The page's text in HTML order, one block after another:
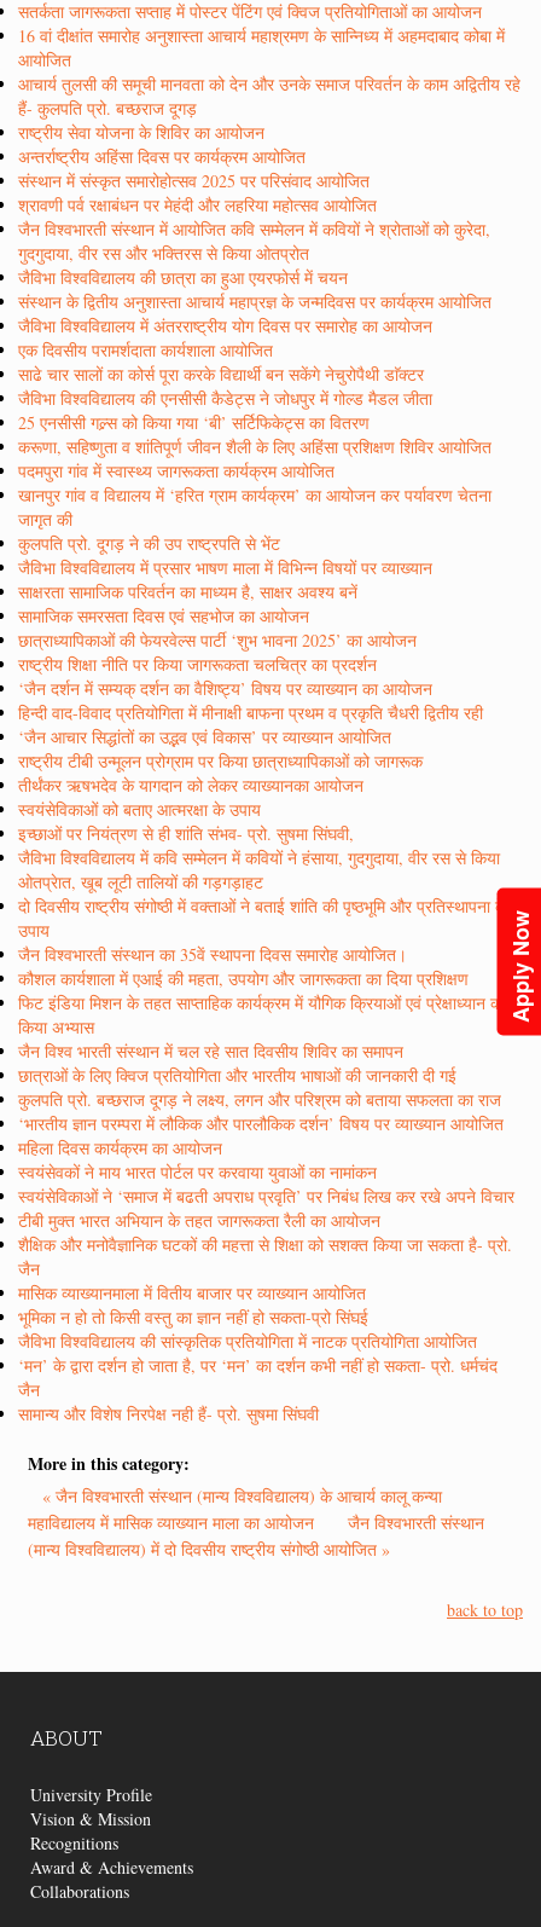
Apply Now
सतर्कता जागरूकता सप्ताह में पोस्टर पेंटिंग एवं क्विज प्रतियोगिताओं का आयोजन
16 वां दीक्षांत समारोह अनुशास्ता आचार्य महाश्रमण के सान्निध्य में अहमदाबाद कोबा में
आयोजित
आचार्य तुलसी की समूची मानवता को देन और उनके समाज परिवर्तन के काम अद्वितीय रहे
हैं- कुलपति प्रो. बच्छराज दूगड़
राष्ट्रीय सेवा योजना के शिविर का आयोजन
अन्तर्राष्ट्रीय अहिंसा दिवस पर कार्यक्रम आयोजित
संस्थान में संस्कृत समारोहोत्सव 2025 पर परिसंवाद आयोजित
श्रावणी पर्व रक्षाबंधन पर मेहंदी और लहरिया महोत्सव आयोजित
जैन विश्वभारती संस्थान में आयोजित कवि सम्मेलन में कवियों ने श्रोताओं को कुरेदा,
गुदगुदाया, वीर रस और भक्तिरस से किया ओतप्रोत
जैविभा विश्वविद्यालय की छात्रा का हुआ एयरफोर्स में चयन
संस्थान के द्वितीय अनुशास्ता आचार्य महाप्रज्ञ के जन्मदिवस पर कार्यक्रम आयोजित
जैविभा विश्वविद्यालय में अंतरराष्ट्रीय योग दिवस पर समारोह का आयोजन
एक दिवसीय परामर्शदाता कार्यशाला आयोजित
साढे चार सालों का कोर्स पूरा करके विद्यार्थी बन सकेंगे नेचुरोपैथी डाॅक्टर
जैविभा विश्वविद्यालय की एनसीसी कैडेट्स ने जोधपुर में गोल्ड मैडल जीता
25 एनसीसी गल्र्स को किया गया ‘बी’ सर्टिफिकेट्स का वितरण
करूणा, सहिष्णुता व शांतिपूर्ण जीवन शैली के लिए अहिंसा प्रशिक्षण शिविर आयोजित
पदमपुरा गांव में स्वास्थ्य जागरूकता कार्यक्रम आयोजित
खानपुर गांव व विद्यालय में ‘हरित ग्राम कार्यक्रम’ का आयोजन कर पर्यावरण चेतना
जागृत की
कुलपति प्रो. दूगड़ ने की उप राष्ट्रपति से भेंट
जैविभा विश्वविद्यालय में प्रसार भाषण माला में विभिन्न विषयों पर व्याख्यान
साक्षरता सामाजिक परिवर्तन का माध्यम है, साक्षर अवश्य बनें
सामाजिक समरसता दिवस एवं सहभोज का आयोजन
छात्राध्यापिकाओं की फेयरवेल्स पार्टी ‘शुभ भावना 2025’ का आयोजन
राष्ट्रीय शिक्षा नीति पर किया जागरूकता चलचित्र का प्रदर्शन
‘जैन दर्शन में सम्यक् दर्शन का वैशिष्ट्य’ विषय पर व्याख्यान का आयोजन
हिन्दी वाद-विवाद प्रतियोगिता में मीनाक्षी बाफना प्रथम व प्रकृति चैधरी द्वितीय रही
‘जैन आचार सिद्धांतों का उद्भव एवं विकास’ पर व्याख्यान आयोजित
राष्ट्रीय टीबी उन्मूलन प्रोग्राम पर किया छात्राध्यापिकाओं को जागरूक
तीर्थंकर ऋषभदेव के यागदान को लेकर व्याख्यानका आयोजन
स्वयंसेविकाओं को बताए आत्मरक्षा के उपाय
इच्छाओं पर नियंत्रण से ही शांति संभव- प्रो. सुषमा सिंघवी,
जैविभा विश्वविद्यालय में कवि सम्मेलन में कवियों ने हंसाया, गुदगुदाया, वीर रस से किया
ओतप्रेात, खूब लूटी तालियों की गड़गड़ाहट
दो दिवसीय राष्ट्रीय संगोष्ठी में वक्ताओं ने बताई शांति की पृष्ठभूमि और प्रतिस्थापना के
उपाय
जैन विश्वभारती संस्थान का 35वें स्थापना दिवस समारोह आयोजित।
कौशल कार्यशाला में एआई की महता, उपयोग और जागरूकता का दिया प्रशिक्षण
फिट इंडिया मिशन के तहत साप्ताहिक कार्यक्रम में यौगिक क्रियाओं एवं प्रेक्षाध्यान का
किया अभ्यास
जैन विश्व भारती संस्थान में चल रहे सात दिवसीय शिविर का समापन
छात्राओं के लिए क्विज प्रतियोगिता और भारतीय भाषाओं की जानकारी दी गई
कुलपति प्रो. बच्छराज दूगड़ ने लक्ष्य, लगन और परिश्रम को बताया सफलता का राज
‘भारतीय ज्ञान परम्परा में लौकिक और पारलौकिक दर्शन’ विषय पर व्याख्यान आयोजित
महिला दिवस कार्यक्रम का आयोजन
स्वयंसेवकों ने माय भारत पोर्टल पर करवाया युवाओं का नामांकन
स्वयंसेविकाओं ने ‘समाज में बढती अपराध प्रवृति’ पर निबंध लिख कर रखे अपने विचार
टीबी मुक्त भारत अभियान के तहत जागरूकता रैली का आयोजन
शैक्षिक और मनोवैज्ञानिक घटकों की महत्ता से शिक्षा को सशक्त किया जा सकता है- प्रो.
जैन
मासिक व्याख्यानमाला में वितीय बाजार पर व्याख्यान आयोजित
भूमिका न हो तो किसी वस्तु का ज्ञान नहीं हो सकता-प्रो सिंघई
जैविभा विश्वविद्यालय की सांस्कृतिक प्रतियोगिता में नाटक प्रतियोगिता आयोजित
‘मन’ के द्वारा दर्शन हो जाता है, पर ‘मन’ का दर्शन कभी नहीं हो सकता- प्रो. धर्मचंद
जैन
सामान्य और विशेष निरपेक्ष नही हैं- प्रो. सुषमा सिंघवी
More in this category:
« जैन विश्वभारती संस्थान (मान्य विश्वविद्यालय) के आचार्य कालू कन्या
महाविद्यालय में मासिक व्याख्यान माला का आयोजन
जैन विश्वभारती संस्थान
(मान्य विश्वविद्यालय) में दो दिवसीय राष्ट्रीय संगोष्ठी आयोजित »
back to top
ABOUT
University Profile
Vision & Mission
Recognitions
Award & Achievements
Collaborations